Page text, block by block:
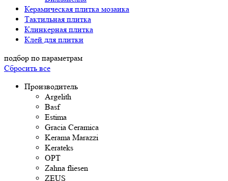
Керамическая плитка мозаика
Тактильная плитка
Клинкерная плитка
Клей для плитки
подбор по параметрам
Сбросить все
Производитель
Argelith
Basf
Estima
Gracia Ceramica
Kerama Marazzi
Kerateks
OPT
Zahna fliesen
ZEUS